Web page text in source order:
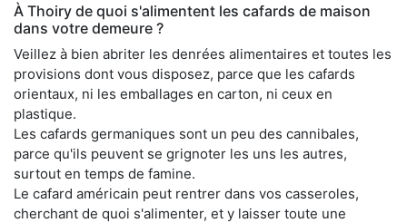
À Thoiry de quoi s'alimentent les cafards de maison
dans votre demeure ?
Veillez à bien abriter les denrées alimentaires et toutes les
provisions dont vous disposez, parce que les cafards
orientaux, ni les emballages en carton, ni ceux en
plastique.
Les cafards germaniques sont un peu des cannibales,
parce qu'ils peuvent se grignoter les uns les autres,
surtout en temps de famine.
Le cafard américain peut rentrer dans vos casseroles,
cherchant de quoi s'alimenter, et y laisser toute une